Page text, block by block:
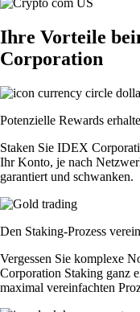
Ihre Vorteile
Corporation
Potenzielle Rewards
Staken Sie IDEX
Ihr Konto, je nach
garantiert und schwanken.
Den Staking-Prozess
Vergessen Sie komplexe
Corporation Staking ganz
maximal vereinfachten